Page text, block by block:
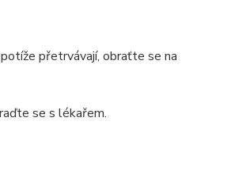
přetrvávají, obraťte se na
se s lékařem.